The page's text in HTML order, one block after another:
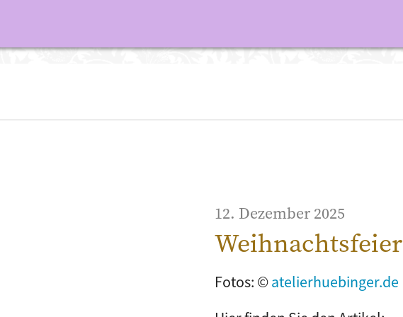
12. Dezember 2025
Weihnachtsfeier
Fotos: ©atelierhuebinger.de